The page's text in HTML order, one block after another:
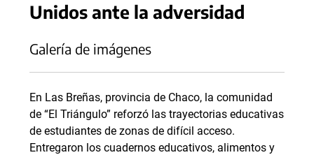
Unidos ante la adversidad
Galería de imágenes
En Las Breñas, provincia de Chaco, la comunidad
de “El Triángulo” reforzó las trayectorias educativas
de estudiantes de zonas de difícil acceso.
Entregaron los cuadernos educativos, alimentos y